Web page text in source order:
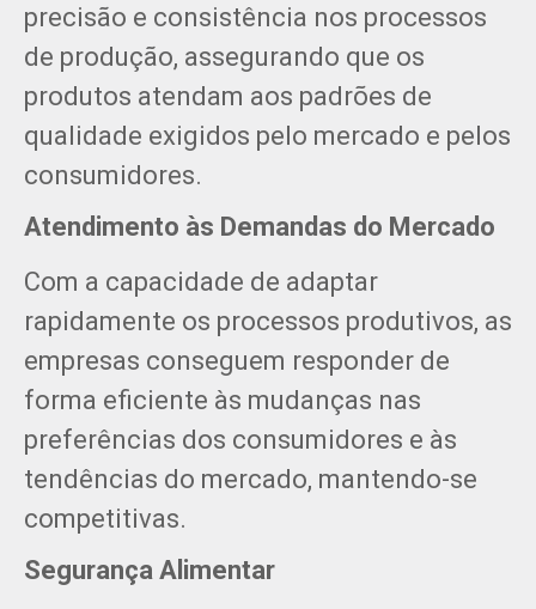
precisão e consistência nos processos
de produção, assegurando que os
produtos atendam aos padrões de
qualidade exigidos pelo mercado e pelos
consumidores.
Atendimento às Demandas do Mercado
Com a capacidade de adaptar
rapidamente os processos produtivos, as
empresas conseguem responder de
forma eficiente às mudanças nas
preferências dos consumidores e às
tendências do mercado, mantendo-se
competitivas.
Segurança Alimentar